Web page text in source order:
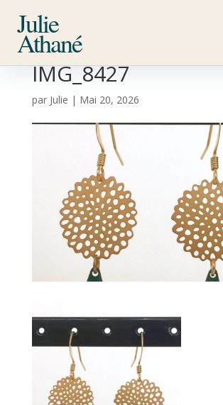
Julie
Athané
IMG_8427
par Julie | Mai 20, 2026